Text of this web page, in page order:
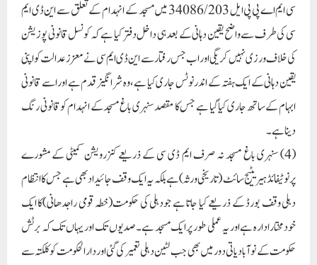
سی ایم اے پی پی ایل 34086/203 میں مسجد کے انہدام کے تعلق سے این ڈی ایم
سی کی طرف سے واضح یقین دہانی کے بعد ہی داخل دفتر کیا ہے کہ کونسل قانونی پوزیشن
کی خلاف ورزی نہیں کریگی اور اب جس رفتار سے این ڈی ایم سی نے معزز عدالت کو اپنی
یقین دہانی کے ایک ہفتہ کے اندر نوٹس جاری کیا ہے، وہ شرانگیز قدم ہے اور اسے قانونی
ابہام کے ساتھ جاری کیا گیا ہے جس کا مقصد سنہری باغ مسجد کے انہدام کو قانونی رنگ
دینا ہے۔
(4) سنہری باغ مسجد نہ صرف ایم ڈی سی کے ذریعے کنزرویشن کمیٹی کے مشورے
پرنوٹیفائڈ ہیریٹیج سائٹ (تاریخی ورثہ) ہے بلکہ یہ ایک وقف جائیدادبھی ہے جس کا انتظام
دہلی وقف بورڈ کے ذریعے کیا جاتا ہے جودہلی کی حکومت(خطہ قومی راجدھانی)کا ایک
خودمختارادارہ ہے اور یہ عملی طور پرایک مسجد ہے۔ صدیوں تک اور یہاں تک کہ برٹش
حکومت کے نوآبادیاتی دور میں بھی جب لٹین دہلی تعمیر کی گئی اور دارالحکومت کوکلکتہ سے